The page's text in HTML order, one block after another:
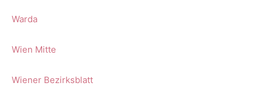
Warda
Wien Mitte
Wiener Bezirksblatt